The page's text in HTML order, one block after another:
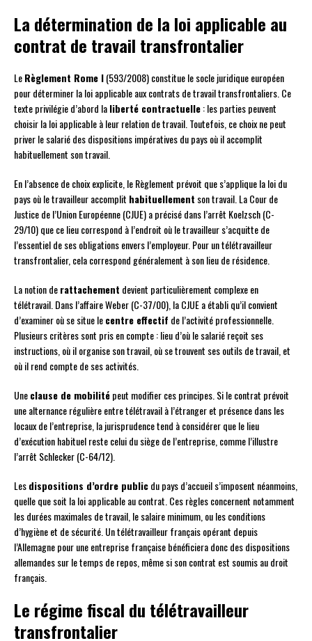
La détermination de la loi applicable au
contrat de travail transfrontalier
LeRèglement Rome I(593/2008) constitue le socle juridique européen
pour déterminer la loi applicable aux contrats de travail transfrontaliers. Ce
texte privilégie d’abord laliberté contractuelle: les parties peuvent
choisir la loi applicable à leur relation de travail. Toutefois, ce choix ne peut
priver le salarié des dispositions impératives du pays où il accomplit
habituellement son travail.
En l’absence de choix explicite, le Règlement prévoit que s’applique la loi du
pays où le travailleur accomplit habituellement son travail. La Cour de
Justice de l’Union Européenne (CJUE) a précisé dans l’arrêt Koelzsch (C-
29/10) que ce lieu correspond à l’endroit où le travailleur s’acquitte de
l’essentiel de ses obligations envers l’employeur. Pour un télétravailleur
transfrontalier, cela correspond généralement à son lieu de résidence.
La notion derattachement devient particulièrement complexe en
télétravail. Dans l’affaire Weber (C-37/00), la CJUE a établi qu’il convient
d’examiner où se situe lecentre effectif de l’activité professionnelle.
Plusieurs critères sont pris en compte : lieu d’où le salarié reçoit ses
instructions, où il organise son travail, où se trouvent ses outils de travail, et
où il rend compte de ses activités.
Uneclause de mobilitépeut modifier ces principes. Si le contrat prévoit
une alternance régulière entre télétravail à l’étranger et présence dans les
locaux de l’entreprise, la jurisprudence tend à considérer que le lieu
d’exécution habituel reste celui du siège de l’entreprise, comme l’illustre
l’arrêt Schlecker (C-64/12).
Lesdispositions d’ordre publicdu pays d’accueil s’imposent néanmoins,
quelle que soit la loi applicable au contrat. Ces règles concernent notamment
les durées maximales de travail, le salaire minimum, ou les conditions
d’hygiène et de sécurité. Un télétravailleur français opérant depuis
l’Allemagne pour une entreprise française bénéficiera donc des dispositions
allemandes sur le temps de repos, même si son contrat est soumis au droit
français.
Le régime fiscal du télétravailleur
transfrontalier